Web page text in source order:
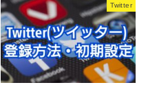
Twitter